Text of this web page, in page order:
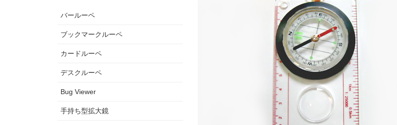
バールーペ
ブックマークルーペ
カードルーペ
デスクルーペ
Bug Viewer
手持ち型拡大鏡